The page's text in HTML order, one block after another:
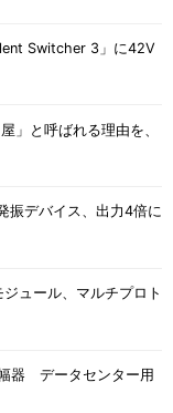
Switcher 3」に42V
」と呼ばれる理由を、
振デバイス、出力4倍に
ュール、マルチプロト
器 データセンター用